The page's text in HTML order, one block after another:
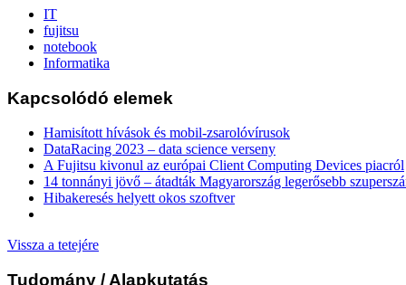
IT
fujitsu
notebook
Informatika
Kapcsolódó elemek
Hamisított hívások és mobil-zsarolóvírusok
DataRacing 2023 – data science verseny
A Fujitsu kivonul az európai Client Computing Devices piacról
14 tonnányi jövő – átadták Magyarország legerősebb
Hibakeresés helyett okos szoftver
Vissza a tetejére
Tudomány / Alapkutatás